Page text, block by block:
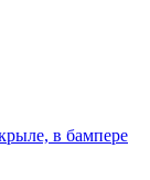
в бампере